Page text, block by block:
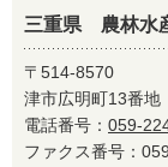
三重県 農林水
〒514-8570
津市広明町13番地
電話番号： 059-
ファクス番号：